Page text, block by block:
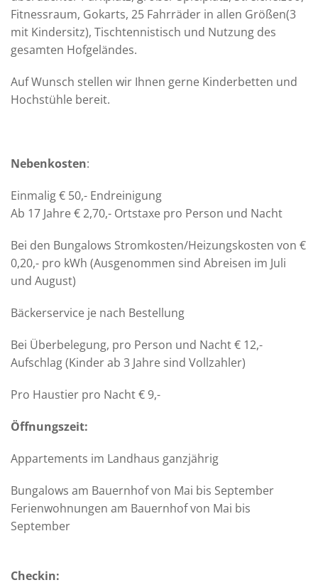
Fitnessraum, Gokarts, 25 Fahrräder in allen Größen(3
mit Kindersitz), Tischtennistisch und Nutzung des
gesamten Hofgeländes.
Auf Wunsch stellen wir Ihnen gerne Kinderbetten und
Hochstühle bereit.
Nebenkosten:
Einmalig € 50,- Endreinigung
Ab 17 Jahre € 2,70,- Ortstaxe pro Person und Nacht
Bei den Bungalows Stromkosten/Heizungskosten von €
0,20,- pro kWh (Ausgenommen sind Abreisen im Juli
und August)
Bäckerservice je nach Bestellung
Bei Überbelegung, pro Person und Nacht € 12,-
Aufschlag (Kinder ab 3 Jahre sind Vollzahler)
Pro Haustier pro Nacht € 9,-
Öffnungszeit:
Appartements im Landhaus ganzjährig
Bungalows am Bauernhof von Mai bis September
Ferienwohnungen am Bauernhof von Mai bis
September
Checkin: